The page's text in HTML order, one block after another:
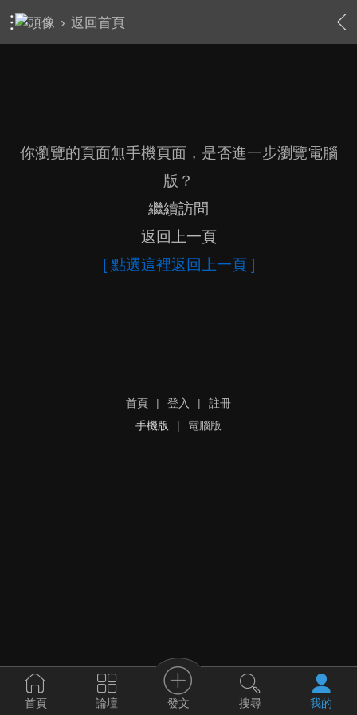
› 返回首頁
你瀏覽的頁面無手機頁面，是否進一步瀏覽電腦
版？
繼續訪問
返回上一頁
[ 點選這裡返回上一頁 ]
首頁 | 登入 |
註冊
手機版
| 電腦版
首頁 論壇 發文 搜尋 我的